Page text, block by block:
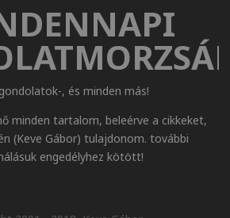
, és minden más!
minden tartalom, beleérve a cikkeket,
(Keve Gábor) tulajdonom. további
engedélyhez kötött!